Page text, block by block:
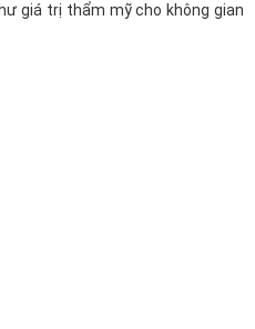
giá trị thẩm mỹ cho không gian